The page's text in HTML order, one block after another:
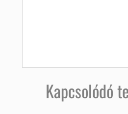
Kapcsolódó